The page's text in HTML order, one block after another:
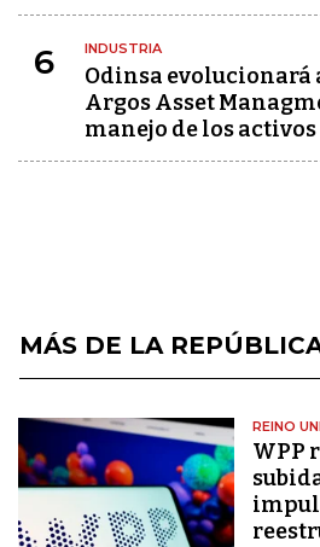
6 INDUSTRIA
Odinsa evolucionará
Argos Asset
manejo de los activos
MÁS DE LA
REINO
WPP